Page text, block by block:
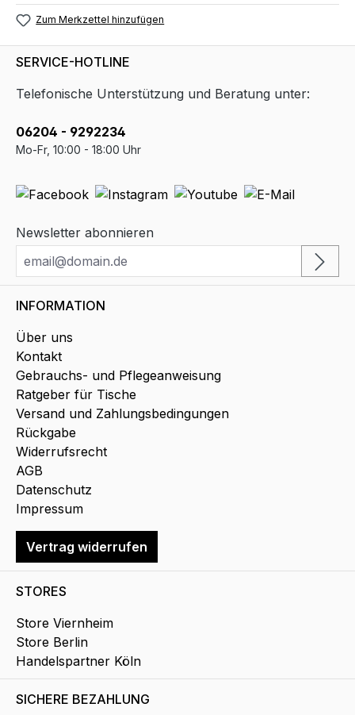
Zum Merkzettel hinzufügen
SERVICE-HOTLINE
Telefonische Unterstützung und Beratung unter:
06204 - 9292234
Mo-Fr, 10:00 - 18:00 Uhr
Newsletter abonnieren
INFORMATION
Über uns
Kontakt
Gebrauchs- und Pflegeanweisung
Ratgeber für Tische
Versand und Zahlungsbedingungen
Rückgabe
Widerrufsrecht
AGB
Datenschutz
Impressum
Vertrag widerrufen
STORES
Store Viernheim
Store Berlin
Handelspartner Köln
SICHERE BEZAHLUNG